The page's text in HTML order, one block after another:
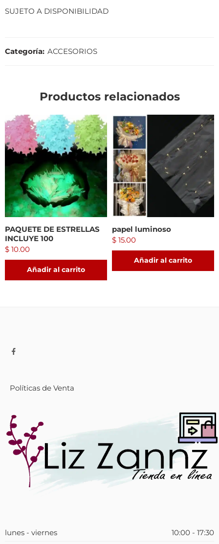
SUJETO A DISPONIBILIDAD
Categoría: ACCESORIOS
Productos relacionados
PAQUETE DE ESTRELLAS
INCLUYE 100
$ 10.00
Añadir al carrito
papel luminoso
$ 15.00
Añadir al carrito
Políticas de Venta
lunes - viernes 10:00 - 17:30